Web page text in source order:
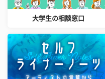
大学生の相談窓口